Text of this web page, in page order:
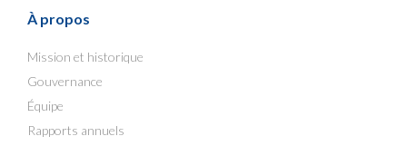
À propos
Mission et historique
Gouvernance
Équipe
Rapports annuels